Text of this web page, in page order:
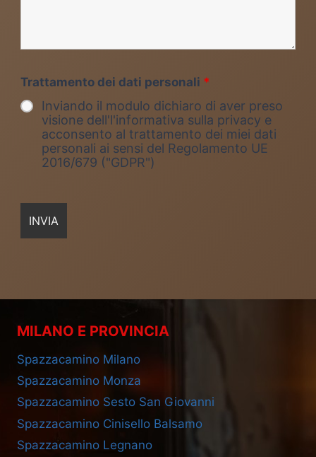
Trattamento dei dati personali *
Inviando il modulo dichiaro di aver preso
visione dell'l'informativa sulla privacy e
acconsento al trattamento dei miei dati
personali ai sensi del Regolamento UE
2016/679 ("GDPR")
MILANO E PROVINCIA
Spazzacamino Milano
Spazzacamino Monza
Spazzacamino Sesto San Giovanni
Spazzacamino Cinisello Balsamo
Spazzacamino Legnano